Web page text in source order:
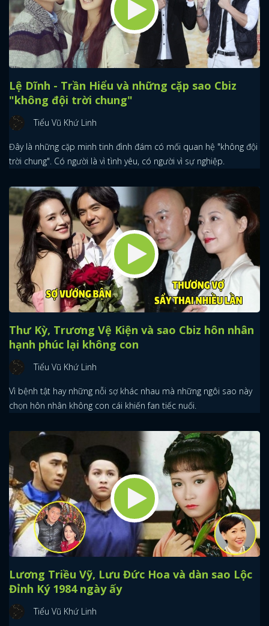
Lệ Dĩnh - Trần Hiểu và những cặp sao Cbiz
"không đội trời chung"
Tiểu Vũ Khứ Linh
Đây là những cặp minh tinh đình đám có mối quan hệ "không đội
trời chung". Có người là vì tình yêu, có người vì sự nghiệp.
Thư Kỳ, Trương Vệ Kiện và sao Cbiz hôn nhân
hạnh phúc lại không con
Tiểu Vũ Khứ Linh
Vì bệnh tật hay những nỗi sợ khác nhau mà những ngôi sao này
chọn hôn nhân không con cái khiến fan tiếc nuối.
Lương Triều Vỹ, Lưu Đức Hoa và dàn sao Lộc
Đỉnh Ký 1984 ngày ấy
Tiểu Vũ Khứ Linh